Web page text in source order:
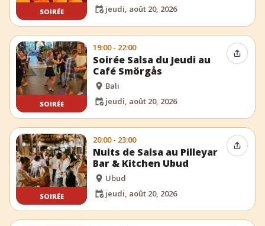
SOIRÉE
jeudi, août 20, 2026
SOIRÉE
19:00 - 22:00
Soirée Salsa du Jeudi au
Café Smörgås
Bali
jeudi, août 20, 2026
SOIRÉE
20:00 - 23:00
Nuits de Salsa au Pilleyar
Bar & Kitchen Ubud
Ubud
jeudi, août 20, 2026